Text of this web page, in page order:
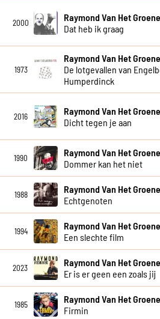
2000
Raymond Van Het
Dat heb ik graag
1973
Raymond Van Het
De lotgevallen van
Humperdinck
2016
Raymond Van Het
Dicht tegen je aan
1990
Raymond Van Het
Dommer kan het niet
1988
Raymond Van Het
Echtgenoten
1994
Raymond Van Het
Een slechte film
2023
Raymond Van Het
Er is er geen een zoals jij
1985
Raymond Van Het
Firmin